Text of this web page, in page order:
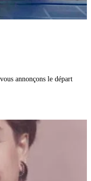
annonçons le départ